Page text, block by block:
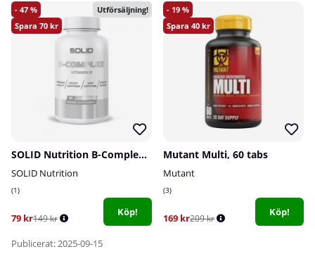
47
70
Utförsäljning!
SOLID Nutrition B-Complex, 90 caps
SOLID Nutrition
1
79 kr149 kr
Köp!
19
40
Mutant Multi, 60 tabs
Mutant
3
169 kr209 kr
Köp!
Publicerat: 2025-09-15